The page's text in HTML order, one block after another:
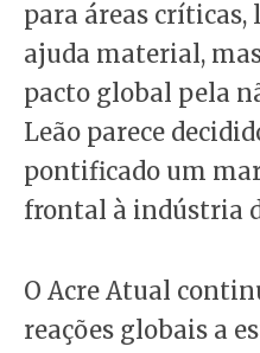
para áreas críticas,
ajuda material,
pacto global pela
Leão parece
pontificado um
frontal à indústria
O Acre Atual
reações globais a